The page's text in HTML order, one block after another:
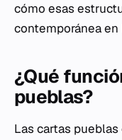
cómo esas
contemporánea en
¿Qué
pueblas?
Las cartas